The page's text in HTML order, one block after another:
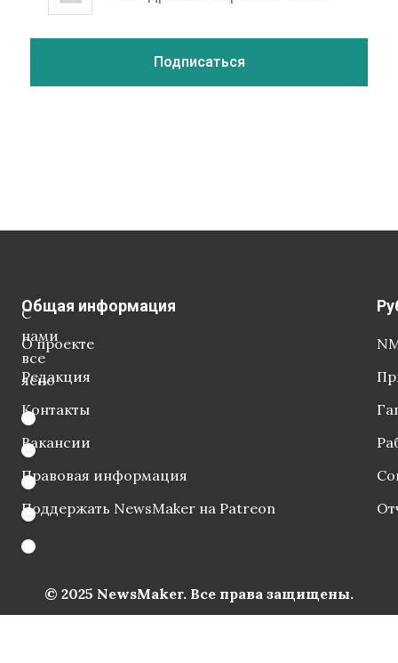
С
нами
все
ясно
Общая информация
О проекте
Редакция
Контакты
Вакансии
Правовая информация
Поддержать NewsMaker на Patreon
© 2025 NewsMaker. Все права защищены.